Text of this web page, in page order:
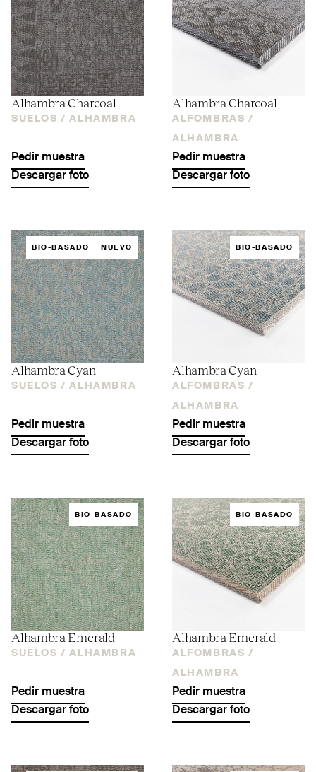
Alhambra Charcoal
SUELOS / ALHAMBRA
Pedir muestra
Descargar foto
Alhambra Charcoal
ALFOMBRAS /
ALHAMBRA
Pedir muestra
Descargar foto
BIO-BASADO NUEVO
Alhambra Cyan
SUELOS / ALHAMBRA
Pedir muestra
Descargar foto
BIO-BASADO
Alhambra Cyan
ALFOMBRAS /
ALHAMBRA
Pedir muestra
Descargar foto
BIO-BASADO
Alhambra Emerald
SUELOS / ALHAMBRA
Pedir muestra
Descargar foto
BIO-BASADO
Alhambra Emerald
ALFOMBRAS /
ALHAMBRA
Pedir muestra
Descargar foto